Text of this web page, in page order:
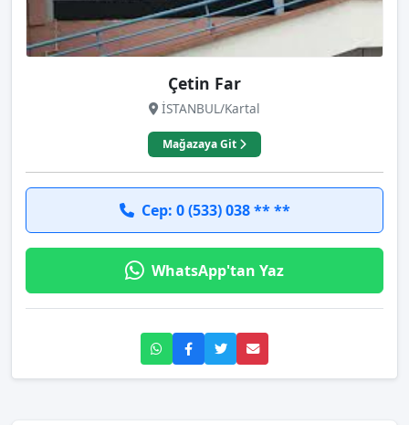
Çetin Far
İSTANBUL/Kartal
Mağazaya Git
Cep: 0 (533) 038 ** **
WhatsApp'tan Yaz